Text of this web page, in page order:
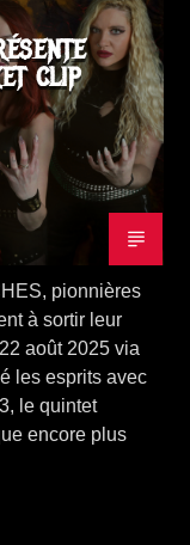
CLIP
pionnières
à sortir leur
août 2025 via
les esprits avec
le quintet
encore plus